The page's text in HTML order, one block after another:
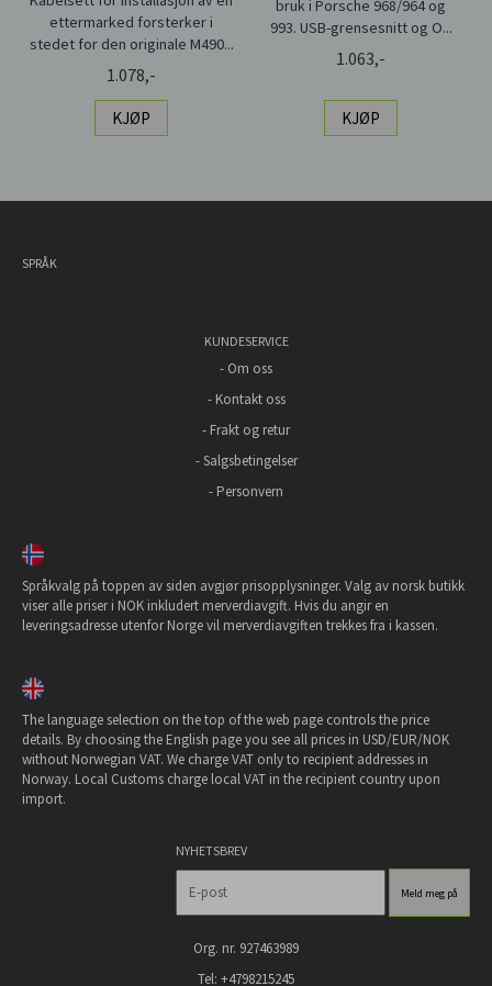
ettermarked forsterker i
stedet for den originale M490...
1.078,-
KJØP
bruk i Porsche 968/964 og
993. USB-grensesnitt og O...
1.063,-
KJØP
SPRÅK
KUNDESERVICE
- Om oss
- Kontakt oss
- Frakt og retur
-Salgsbetingelser
- Personvern
Språkvalg på toppen av siden avgjør prisopplysninger. Valg av norsk butikk
viser alle priser i NOK inkludert merverdiavgift. Hvis du angir en
leveringsadresse utenfor Norge vil merverdiavgiften trekkes fra i kassen.
The language selection on the top of the web page controls the price
details. By choosing the English page you see all prices in USD/EUR/NOK
without Norwegian VAT. We charge VAT only to recipient addresses in
Norway. Local Customs charge local VAT in the recipient country upon
import.
NYHETSBREV
Org. nr. 927463989
Tel: +4798215245